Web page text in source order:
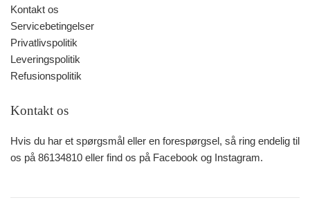
Kontakt os
Servicebetingelser
Privatlivspolitik
Leveringspolitik
Refusionspolitik
Kontakt os
Hvis du har et spørgsmål eller en forespørgsel, så ring endelig til
os på 86134810 eller find os på Facebook og Instagram.